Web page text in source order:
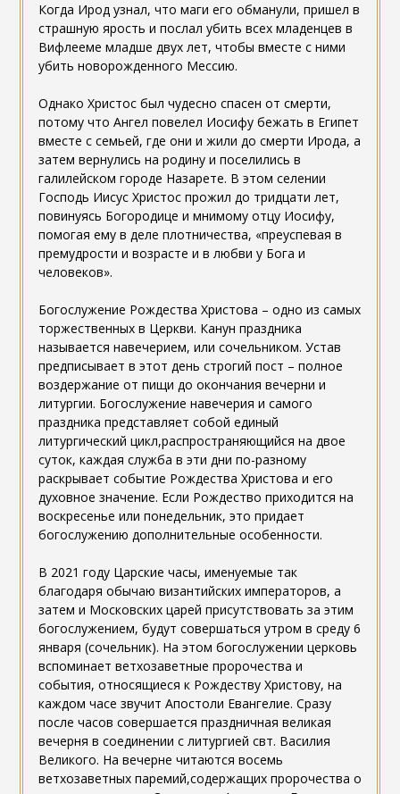
Когда Ирод узнал, что маги его обманули, пришел в
страшную ярость и послал убить всех младенцев в
Вифлееме младше двух лет, чтобы вместе с ними
убить новорожденного Мессию.
Однако Христос был чудесно спасен от смерти,
потому что Ангел повелел Иосифу бежать в Египет
вместе с семьей, где они и жили до смерти Ирода, а
затем вернулись на родину и поселились в
галилейском городе Назарете. В этом селении
Господь Иисус Христос прожил до тридцати лет,
повинуясь Богородице и мнимому отцу Иосифу,
помогая ему в деле плотничества, «преуспевая в
премудрости и возрасте и в любви у Бога и
человеков».
Богослужение Рождества Христова – одно из самых
торжественных в Церкви. Канун праздника
называется навечерием, или сочельником. Устав
предписывает в этот день строгий пост – полное
воздержание от пищи до окончания вечерни и
литургии. Богослужение навечерия и самого
праздника представляет собой единый
литургический цикл,распространяющийся на двое
суток, каждая служба в эти дни по-разному
раскрывает событие Рождества Христова и его
духовное значение. Если Рождество приходится на
воскресенье или понедельник, это придает
богослужению дополнительные особенности.
В 2021 году Царские часы, именуемые так
благодаря обычаю византийских императоров, а
затем и Московских царей присутствовать за этим
богослужением, будут совершаться утром в среду 6
января (сочельник). На этом богослужении церковь
вспоминает ветхозаветные пророчества и
события, относящиеся к Рождеству Христову, на
каждом часе звучит Апостоли Евангелие. Сразу
после часов совершается праздничная великая
вечерня в соединении с литургией свт. Василия
Великого. На вечерне читаются восемь
ветхозаветных паремий,содержащих пророчества о